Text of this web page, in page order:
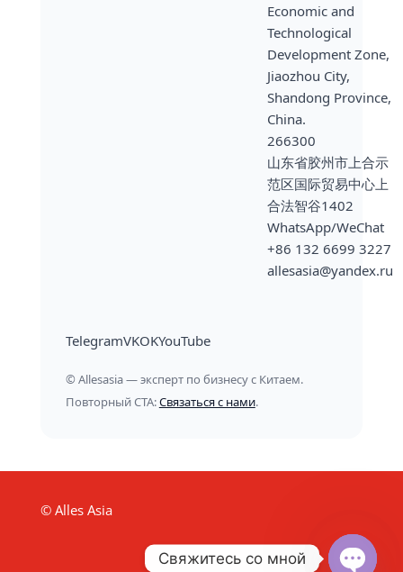
Economic and
Technological
Development Zone,
Jiaozhou City,
Shandong Province,
China.
266300
山东省胶州市上合示
范区国际贸易中心上
合法智谷1402
WhatsApp/WeChat
+86 132 6699 3227
allesasia@yandex.ru
TelegramVKOKYouTube
© Allesasia — эксперт по бизнесу с Китаем.
Повторный CTA:Связаться с нами.
© Alles Asia
Свяжитесь со мной